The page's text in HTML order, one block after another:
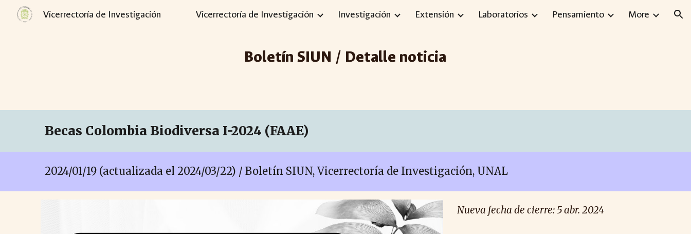
Skip to main content Skip to navigation
Vicerrectoría de Investigación Vicerrectoría de Investigación Investigación Extensión Laboratorios Pensamiento More
Boletín SIUN / Detalle noticia
Becas Colombia Biodiversa I-2024 (FAAE)
2024/01/19 (actualizada el 2024/03/22) / Boletín SIUN, Vicerrectoría de Investigación, UNAL
Nueva fecha de cierre:5abr. 2024